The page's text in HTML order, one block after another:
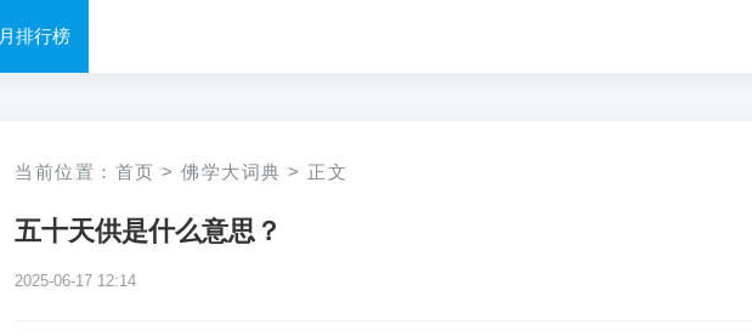
月排行榜
当前位置： 首页 > 佛学大词典 > 正文
五十天供是什么意思？
2025-06-17 12:14